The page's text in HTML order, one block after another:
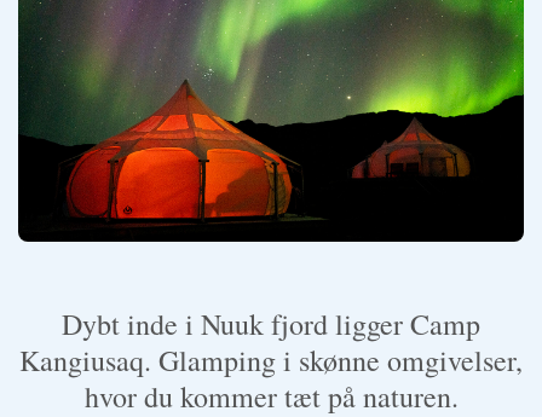
Dybt inde i Nuuk fjord ligger Camp
Kangiusaq. Glamping i skønne omgivelser,
hvor du kommer tæt på naturen.